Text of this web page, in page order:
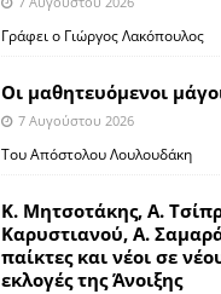
Γράφει ο Γιώργος Λακόπουλος
Οι μαθητευόμενοι
7 Αυγούστου 2026
Του Απόστολου Λουλουδάκη
Κ. Μητσοτάκης, Α.
Καρυστιανού, Α.
παίκτες και νέοι σε
εκλογές της Άνοιξης